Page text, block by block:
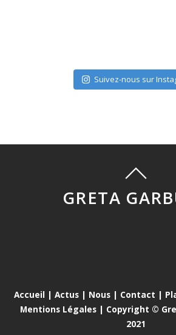
Suivez-nous sur
GRETA
Accueil | Actus| Nous| Contact |
Mentions Légales | Copyright ©
2021